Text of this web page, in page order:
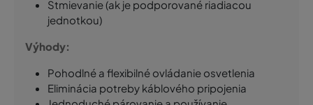
Stmievanie (ak je podporované riadiacou
jednotkou)
Výhody:
Pohodlné a flexibilné ovládanie osvetlenia
Eliminácia potreby káblového pripojenia